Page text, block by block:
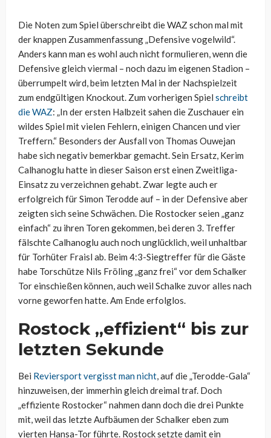
Die Noten zum Spiel überschreibt die WAZ schon mal mit
der knappen Zusammenfassung „Defensive vogelwild“.
Anders kann man es wohl auch nicht formulieren, wenn die
Defensive gleich viermal – noch dazu im eigenen Stadion –
überrumpelt wird, beim letzten Mal in der Nachspielzeit
zum endgültigen Knockout. Zum vorherigen Spiel schreibt
die WAZ: „In der ersten Halbzeit sahen die Zuschauer ein
wildes Spiel mit vielen Fehlern, einigen Chancen und vier
Treffern.“ Besonders der Ausfall von Thomas Ouwejan
habe sich negativ bemerkbar gemacht. Sein Ersatz, Kerim
Calhanoglu hatte in dieser Saison erst einen Zweitliga-
Einsatz zu verzeichnen gehabt. Zwar legte auch er
erfolgreich für Simon Terodde auf – in der Defensive aber
zeigten sich seine Schwächen. Die Rostocker seien „ganz
einfach“ zu ihren Toren gekommen, bei deren 3. Treffer
fälschte Calhanoglu auch noch unglücklich, weil unhaltbar
für Torhüter Fraisl ab. Beim 4:3-Siegtreffer für die Gäste
habe Torschütze Nils Fröling „ganz frei“ vor dem Schalker
Tor einschießen können, auch weil Schalke zuvor alles nach
vorne geworfen hatte. Am Ende erfolglos.
Rostock „effizient“ bis zur
letzten Sekunde
Bei Reviersport vergisst man nicht, auf die „Terodde-Gala“
hinzuweisen, der immerhin gleich dreimal traf. Doch
„effiziente Rostocker“ nahmen dann doch die drei Punkte
mit, weil das letzte Aufbäumen der Schalker eben zum
vierten Hansa-Tor führte. Rostock setzte damit ein